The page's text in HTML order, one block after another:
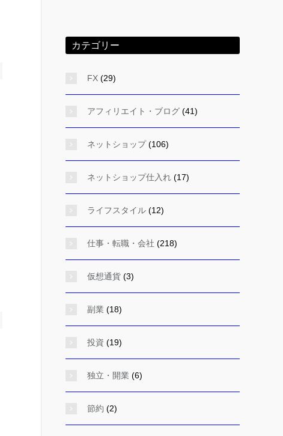
カテゴリー
FX (29)
アフィリエイト・ブログ (41)
ネットショップ(106)
ネットショップ仕入れ (17)
ライフスタイル (12)
仕事・転職・会社 (218)
仮想通貨 (3)
副業 (18)
投資 (19)
独立・開業 (6)
節約 (2)